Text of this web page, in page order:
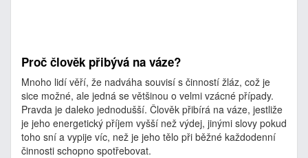
Proč člověk přibývá na váze?
Mnoho lidí věří, že nadváha souvisí s činností žláz, což je
sice možné, ale jedná se většinou o velmi vzácné případy.
Pravda je daleko jednodušší. Člověk přibírá na váze, jestliže
je jeho energetický příjem vyšší než výdej, jinými slovy pokud
toho sní a vypije víc, než je jeho tělo při běžné každodenní
činnosti schopno spotřebovat.